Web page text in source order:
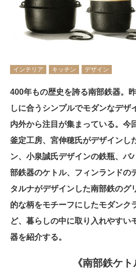
インテリア キッチン デザイン
400年もの歴史を誇る南部鉄器。
しに合うシンプルでモダンなデザ
内外から注目が集まっている。今
釜定工房、宮伸穂氏がデザインし
ン、小泉誠氏デザインの鉄瓶、バ
部鉄器のケトル、フィンランドの
タルナがデザインした南部鉄のグ
的な柄をモチーフにしたモダンク
ど、暮らしの中に取り入れやすい
器を紹介する。
《南部鉄ケト